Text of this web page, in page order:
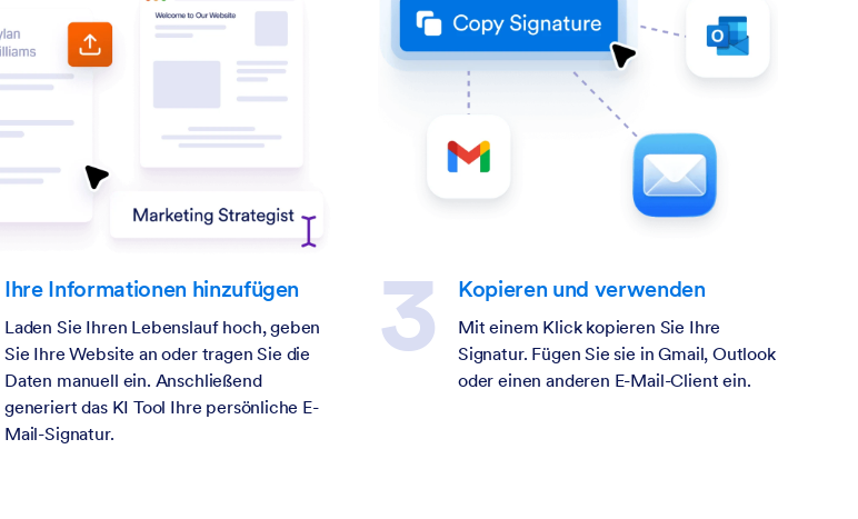
Ihre Informationen hinzufügen
Laden Sie Ihren Lebenslauf hoch, geben
Sie Ihre Website an oder tragen Sie die
Daten manuell ein. Anschließend
generiert das KI Tool Ihre persönliche E-
Mail-Signatur.
Kopieren und verwenden
Mit einem Klick kopieren Sie Ihre
Signatur. Fügen Sie sie in Gmail, Outlook
oder einen anderen E-Mail-Client ein.